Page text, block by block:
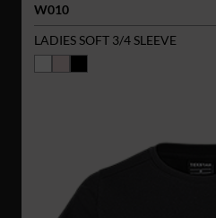
W010
LADIES SOFT 3/4 SLEEVE